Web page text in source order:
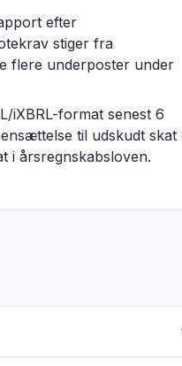
efter
stiger fra
flere underposter under
iXBRL-format senest 6
til udskudt skat
i årsregnskabsloven.